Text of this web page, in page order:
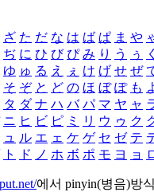
ざ た だ な は ば ぱ ま や
ぢ に ひ び ぴ み り う ぅ く
ゆ ゅ る え ぇ け げ せ ぜ
そ ぞ と ど の ほ ぼ ぽ も
タ ダ ナ ハ バ パ マ ヤ ャ
ニ ヒ ビ ピ ミ リ ウ ゥ ク
ュ ル エ ェ ケ ゲ セ ゼ テ
ト ド ノ ホ ボ ポ モ ヨ ョ
에서 pinyin(병음)방